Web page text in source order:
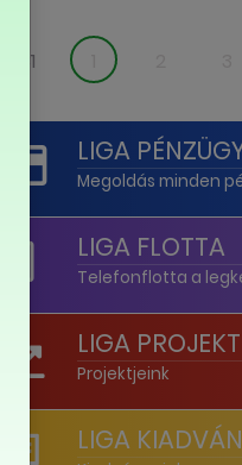
31
LIGA
Megoldás minden
LIGA FLOTTA
Telefonflotta a
LIGA
Projektjeink
LIGA